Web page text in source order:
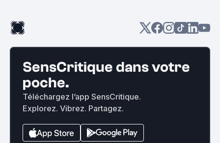
SensCritique dans votre
poche.
Téléchargez l’app SensCritique.
Explorez. Vibrez. Partagez.